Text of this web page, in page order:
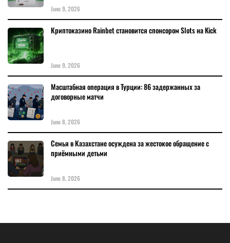
June 9, 2026
Криптоказино Rainbet становится спонсором Slots на Kick
June 9, 2026
Масштабная операция в Турции: 86 задержанных за
договорные матчи
June 8, 2026
Семья в Казахстане осуждена за жестокое обращение с
приёмными детьми
June 8, 2026